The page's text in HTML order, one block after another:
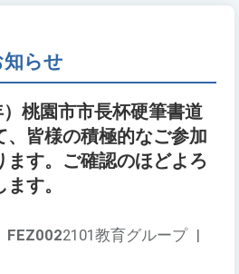
らせ
桃園市市長杯硬筆書道
、皆様の積極的なご参加
ます。ご確認のほどよろ
す。
FEZ0022101教育グループ |